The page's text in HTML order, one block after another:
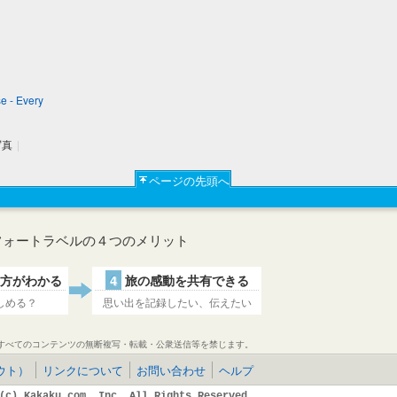
- Every
|
ページの先頭へ
ォートラベルの４つのメリット
がわかる
める？
4 旅の感動を共有できる
思い出を記録したい、伝えたい
てのコンテンツの無断複写・転載・公衆送信等を禁じます。
） リンクについて お問い合わせ ヘルプ